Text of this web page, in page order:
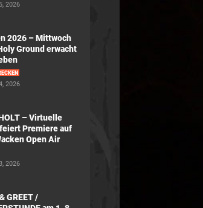
2026
2026 – Mittwoch
Ground erwacht
2026
– Virtuelle
Premiere auf
Open Air
2026
GREET /